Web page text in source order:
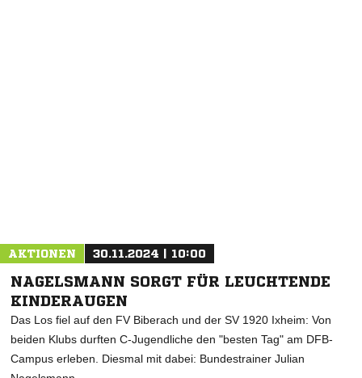
AKTIONEN 30.11.2024 | 10:00
NAGELSMANN SORGT FÜR LEUCHTENDE
KINDERAUGEN
Das Los fiel auf den FV Biberach und der SV 1920 Ixheim: Von
beiden Klubs durften C-Jugendliche den "besten Tag" am DFB-
Campus erleben. Diesmal mit dabei: Bundestrainer Julian